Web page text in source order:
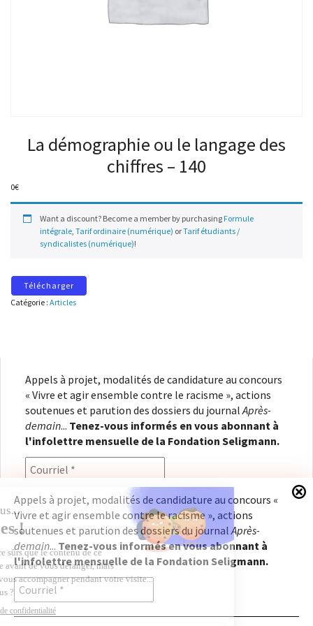
La démographie ou le langage des
chiffres – 140
0€
Want a discount? Become a member by purchasing Formule
intégrale, Tarif ordinaire (numérique) orTarif étudiants /
syndicalistes (numérique)!
Télécharger
Catégorie : Articles
Appels à projet, modalités de candidature au concours
« Vivre et agir ensemble contre le racisme », actions
soutenues et parution des dossiers du journal Après-
demain... Tenez-vous informés en vous abonnant à
l'infolettre mensuelle de la Fondation Seligmann.
En renseignant votre adresse électronique, vous
consentez à recevoir l'infolettre de la Fondation
Seligmann, conformément à notrepolitique de
confidentialité. Il vous sera possible de vous
désabonner à tout moment.
Appels à projet, modalités de candidature au concours «
Vivre et agir ensemble contre le racisme », actions
soutenues et parution des dossiers du journalAprès-
demain... Tenez-vous informés en vous abonnant à
l'infolettre mensuelle de la Fondation Seligmann.